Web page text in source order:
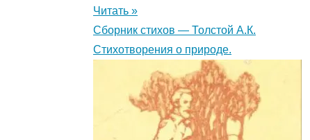
Читать »
Сборник стихов — Толстой А.К.
Стихотворения о природе.